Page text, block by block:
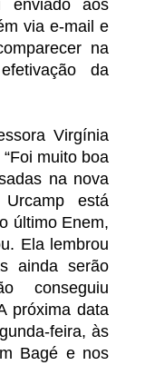
aos
via e-mail e
na
da
Virgínia
muito boa
na nova
está
último Enem,
Ela lembrou
ainda serão
conseguiu
próxima data
feira, às
Bagé e nos